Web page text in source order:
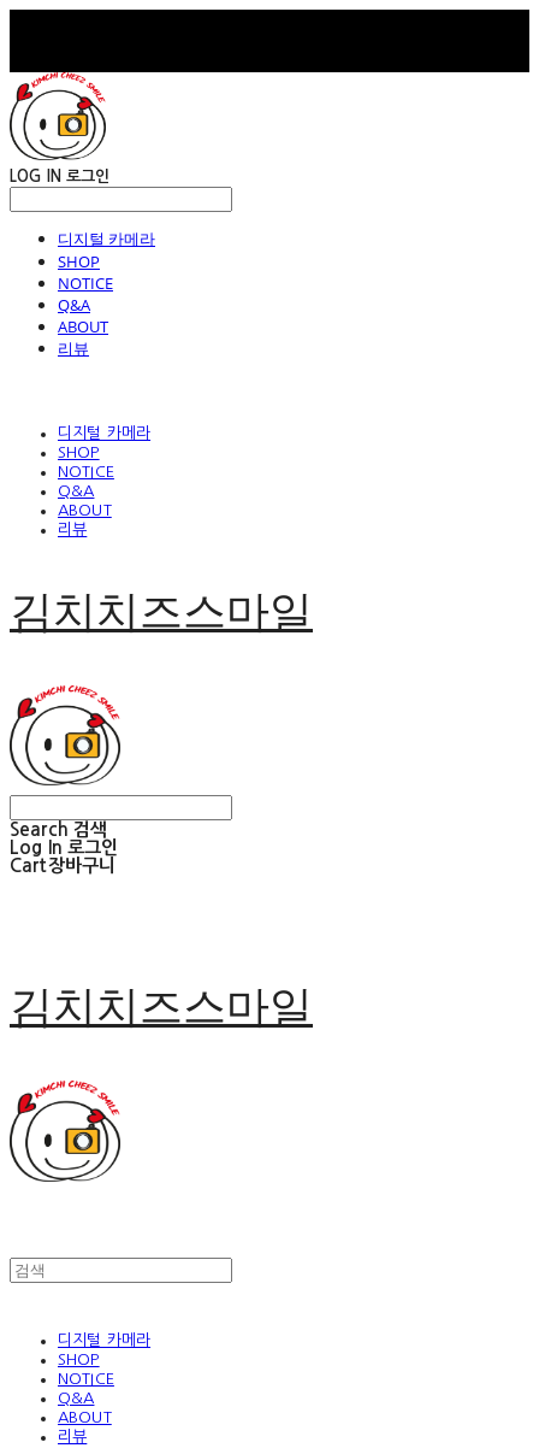
LOG IN 로그인
디지털 카메라
SHOP
NOTICE
Q&A
ABOUT
리뷰
디지털 카메라
SHOP
NOTICE
Q&A
ABOUT
리뷰
김치치즈스마일
Search 검색
Log In 로그인
Cart장바구니
김치치즈스마일
디지털 카메라
SHOP
NOTICE
Q&A
ABOUT
리뷰